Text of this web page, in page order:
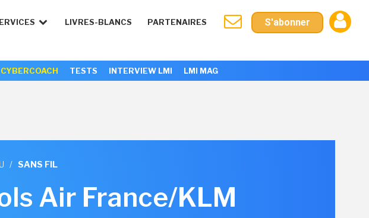
LIVRES-BLANCS PARTENAIRES S'abonner
CYBERCOACH TESTS INTERVIEW LMI LMI MAG
/ SANS FIL
Air France/KLM